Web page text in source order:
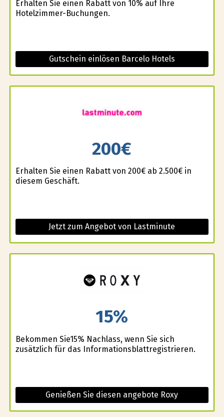
Erhalten Sie einen Rabatt von 10% auf Ihre
Hotelzimmer-Buchungen.
Gutschein einlösen Barcelo Hotels
200€
Erhalten Sie einen Rabatt von 200€ ab 2.500€ in
diesem Geschäft.
Jetzt zum Angebot von Lastminute
15%
Bekommen Sie15% Nachlass, wenn Sie sich
zusätzlich für das Informationsblattregistrieren.
Genießen Sie diesen angebote Roxy